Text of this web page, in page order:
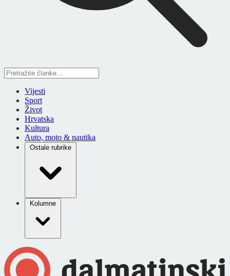
Vijesti
Sport
Život
Hrvatska
Kultura
Auto, moto & nautika
Ostale rubrike
Kolumne